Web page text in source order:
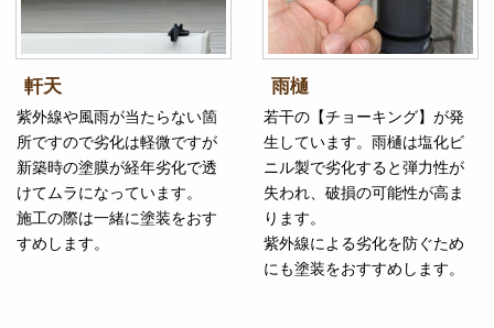
軒天
紫外線や風雨が当たらない箇
所ですので劣化は軽微ですが
新築時の塗膜が経年劣化で透
けてムラになっています。
施工の際は一緒に塗装をおす
すめします。
雨樋
若干の【チョーキング】が発
生しています。雨樋は塩化ビ
ニル製で劣化すると弾力性が
失われ、破損の可能性が高ま
ります。
紫外線による劣化を防ぐため
にも塗装をおすすめします。